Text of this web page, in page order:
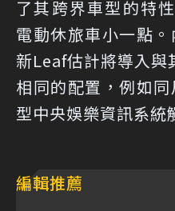
了其跨界車型的特
電動休旅車小一點
新Leaf估計將導入
相同的配置，例如
型中央娛樂資訊系統
編輯推薦